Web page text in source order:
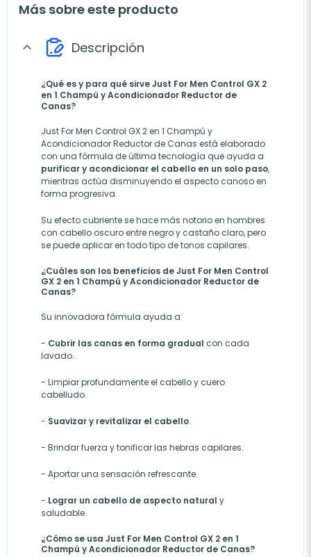
Más sobre este producto
expand_more Descripción
¿Qué es y para qué sirve Just For Men Control GX 2
en 1 Champú y Acondicionador Reductor de
Canas?
Just For Men Control GX 2 en 1 Champú y
Acondicionador Reductor de Canas está elaborado
con una fórmula de última tecnología que ayuda a
purificar y acondicionar el cabello en un solo paso,
mientras actúa disminuyendo el aspecto canoso en
forma progresiva.
Su efecto cubriente se hace más notorio en hombres
con cabello oscuro entre negro y castaño claro, pero
se puede aplicar en todo tipo de tonos capilares.
¿Cuáles son los beneficios de Just For Men Control
GX 2 en 1 Champú y Acondicionador Reductor de
Canas?
Su innovadora fórmula ayuda a:
- Cubrir las canas en forma gradual con cada
lavado.
- Limpiar profundamente el cabello y cuero
cabelludo.
- Suavizar y revitalizar el cabello.
- Brindar fuerza y tonificar las hebras capilares.
- Aportar una sensación refrescante.
- Lograr un cabello de aspecto natural y
saludable.
¿Cómo se usa Just For Men Control GX 2 en 1
Champú y Acondicionador Reductor de Canas?